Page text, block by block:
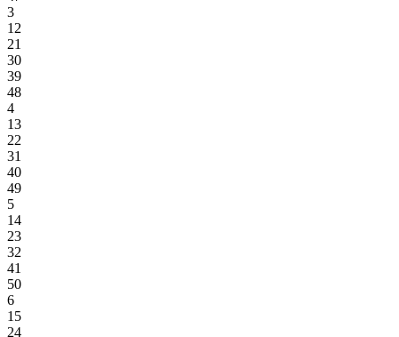
3
12
21
30
39
48
4
13
22
31
40
49
5
14
23
32
41
50
6
15
24